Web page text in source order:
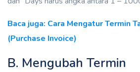
Baca juga: Cara Mengatur Termin
(Purchase Invoice)
B. Mengubah Termin